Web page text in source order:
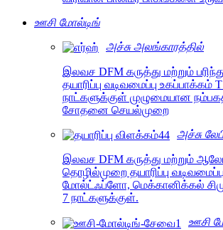
ஊசி மோல்டிங்
அச்சு அலங்காரத்தில்
இலவச DFM கருத்து மற்றும்
தயாரிப்பு வடிவமைப்பு உகப்பாக்கம்
நாட்களுக்குள் முழுமையான
சோதனை செயல்முறை
அச்சு
இலவச DFM கருத்து மற்றும்
தொழில்முறை தயாரிப்பு
மோல்ட்ஃப்ளோ, மெக்கானிக்கல்
7 நாட்களுக்குள்.
ஊசி